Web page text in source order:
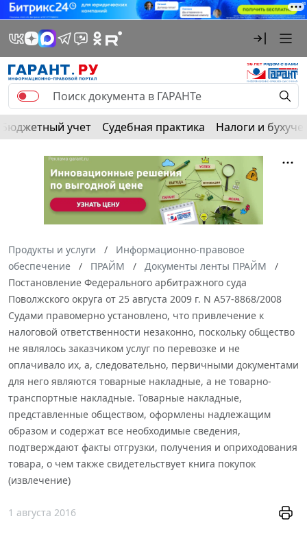
Бюджетный учет Судебная практика Налоги и
Продукты и услуги
Информационно-правовое
обеспечение
ПРАЙМ
Документы ленты ПРАЙМ
Постановление Федерального арбитражного суда
Поволжского округа от 25 августа 2009 г. N А57-8868/2008
Судами правомерно установлено, что привлечение к
налоговой ответственности незаконно, поскольку общество
не являлось заказчиком услуг по перевозке и не
оплачивало их, а, следовательно, первичными документами
для него являются товарные накладные, а не товарно-
транспортные накладные. Товарные накладные,
представленные обществом, оформлены надлежащим
образом и содержат все необходимые сведения,
подтверждают факты отгрузки, получения и оприходования
товара, о чем также свидетельствует книга покупок
(извлечение)
1 августа 2016